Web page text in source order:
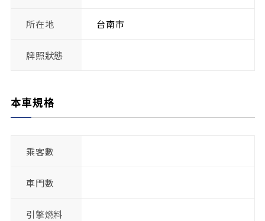
所在地 台南市
牌照狀態
本車規格
乘客數
車門數
引擎燃料